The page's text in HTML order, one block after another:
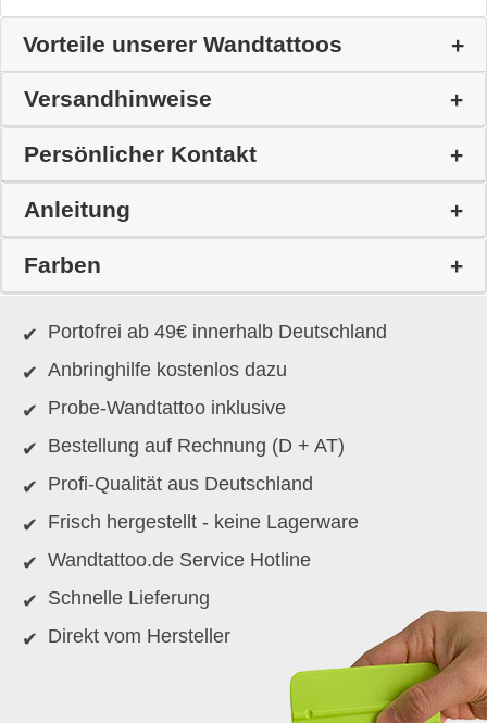
Vorteile unserer Wandtattoos
Versandhinweise
Persönlicher Kontakt
Anleitung
Farben
Portofrei ab 49€ innerhalb Deutschland
Anbringhilfe kostenlos dazu
Probe-Wandtattoo inklusive
Bestellung auf Rechnung (D + AT)
Profi-Qualität aus Deutschland
Frisch hergestellt - keine Lagerware
Wandtattoo.de Service Hotline
Schnelle Lieferung
Direkt vom Hersteller